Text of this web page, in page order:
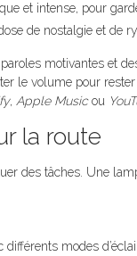
et intense, pour
de nostalgie et de
motivantes et
le volume pour
, Apple Musicou
la route
des tâches. Une
modes